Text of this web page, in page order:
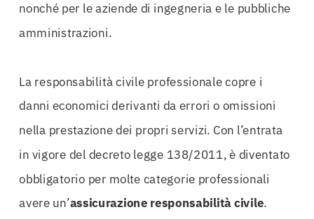
nonché per le aziende di ingegneria e le pubbliche
amministrazioni.
La responsabilità civile professionale copre i
danni economici derivanti da errori o omissioni
nella prestazione dei propri servizi. Con l’entrata
in vigore del decreto legge 138/2011, è diventato
obbligatorio per molte categorie professionali
avere un’assicurazione responsabilità civile.